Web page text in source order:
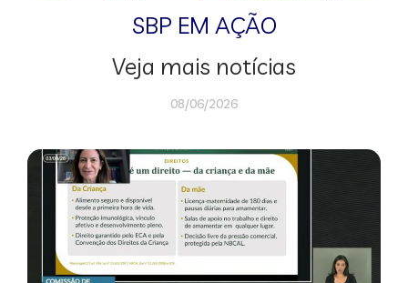
SBP EM AÇÃO
Veja mais notícias
08/06/2026